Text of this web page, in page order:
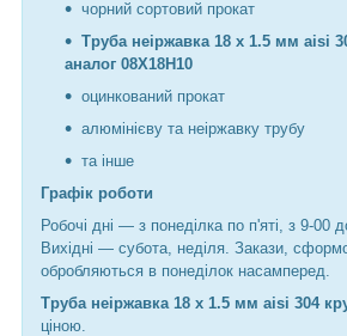
чорний сортовий прокат
Труба неіржавка 18 х 1.5 мм aisi
аналог 08Х18Н10
оцинкований прокат
алюмінієву та неіржавку трубу
та інше
Графік роботи
Робочі дні — з понеділка по п'яті, з 9-00
Вихідні — субота, неділя. Закази,
обробляються в понеділок насамперед.
Труба неіржавка 18 х 1.5 мм aisi 304
ціною.